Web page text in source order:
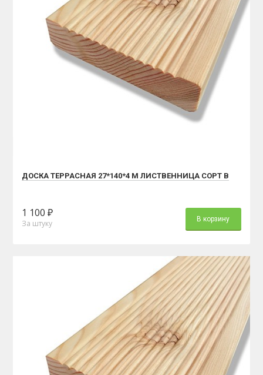
ДОСКА ТЕРРАСНАЯ 27*140*4 М ЛИСТВЕННИЦА СОРТ В
1 100 ₽
За штуку В корзину